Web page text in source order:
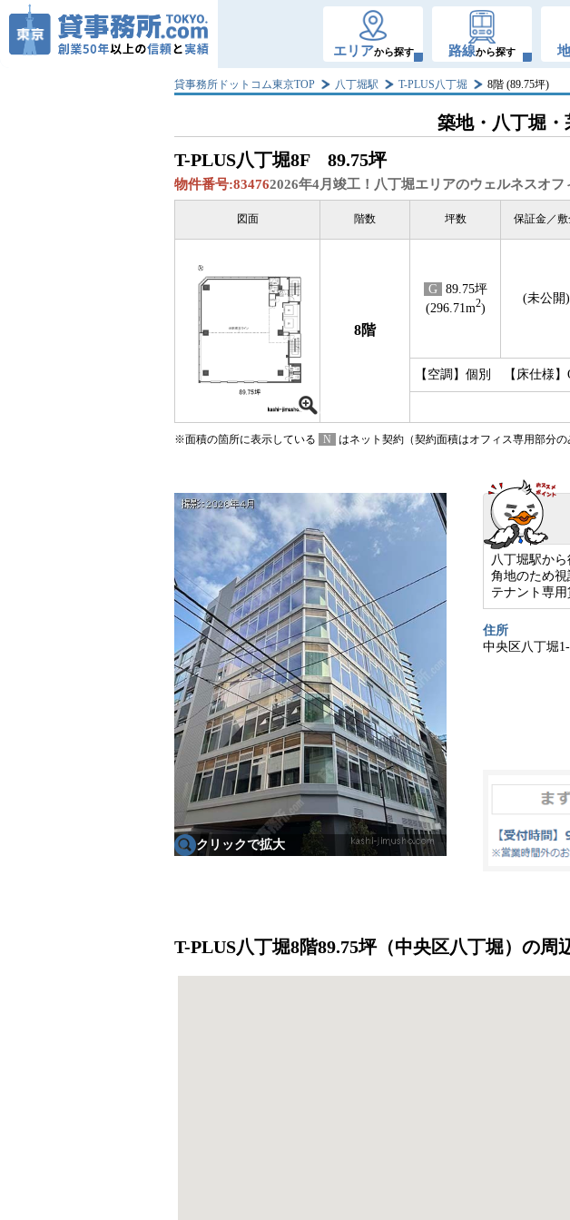
エリアから探す 路線から探す
貸事務所ドットコム東京TOP 八丁堀駅 T-PLUS八丁堀 8階 (89.75坪)
築地・八丁堀
T-PLUS八丁堀8F 89.75坪
物件番号:834762026年4月竣工！八丁堀エリアのウェルネスオフ
図面 階数 坪数 保証金／敷
8階
G
89.75坪
(296.71m2)
(未公開)
【空調】個別 【床仕様
※面積の箇所に表示している N はネット契約（契約面積はオフィス専用部分の
クリックで拡大
八丁堀駅から
角地のため視
テナント専
住所
中央区八丁堀
T-PLUS八丁堀8階89.75坪（中央区八丁堀）の周